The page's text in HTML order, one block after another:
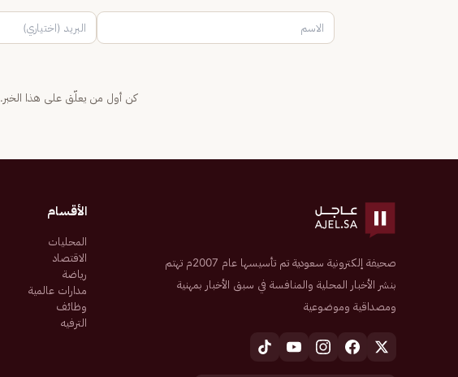
كن أول من يعلّق على هذا الخبر.
صحيفة إلكترونية سعودية تم تأسيسها عام 2007م تهتم
بنشر الأخبار المحلية والمنافسة في سبق الأخبار بمهنية
ومصداقية وموضوعية
الأقسام
المحليات
الاقتصاد
رياضة
مدارات عالمية
وظائف
الترفيه